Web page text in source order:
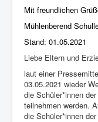
Mit freundlichen
Mühlenberend
Stand: 01.05.2021
Liebe Eltern und
laut einer
03.05.2021 wieder
die Schüler*innen
teilnehmen werden.
die Schüler*innen